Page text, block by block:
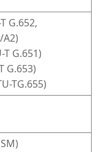
G.652,
A2)
T G.651)
G.653)
TG.655)